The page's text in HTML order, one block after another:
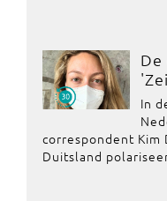
In
correspondent Kim
Duitsland